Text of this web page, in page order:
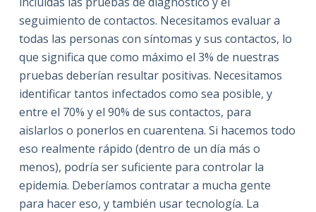
seguimiento de contactos. Necesitamos evaluar a
todas las personas con síntomas y sus contactos, lo
que significa que como máximo el 3% de nuestras
pruebas deberían resultar positivas. Necesitamos
identificar tantos infectados como sea posible, y
entre el 70% y el 90% de sus contactos, para
aislarlos o ponerlos en cuarentena. Si hacemos todo
eso realmente rápido (dentro de un día más o
menos), podría ser suficiente para controlar la
epidemia. Deberíamos contratar a mucha gente
para hacer eso, y también usar tecnología. La